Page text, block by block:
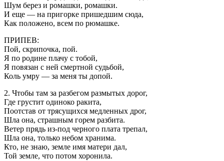
Шум берез и ромашки, ромашки.
И еще — на пригорке пришедшим сюда,
Как положено, всем по рюмашке.
ПРИПЕВ:
Пой, скрипочка, пой.
Я по родине плачу с тобой,
Я повязан с ней смертной судьбой,
Коль умру — за меня ты допой.
2. Чтобы там за разбегом размытых дорог,
Где грустит одиноко ракита,
Поотстав от трясущихся медленных дрог,
Шла она, страшным горем разбита.
Ветер прядь из-под черного плата трепал,
Шла она, только небом хранима.
Кто, не знаю, земле имя матери дал,
Той земле, что потом хоронила.